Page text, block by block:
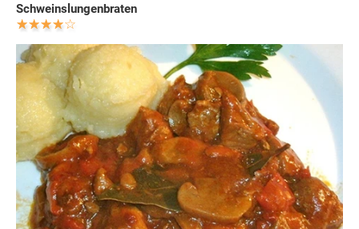
Schweinslungenbraten